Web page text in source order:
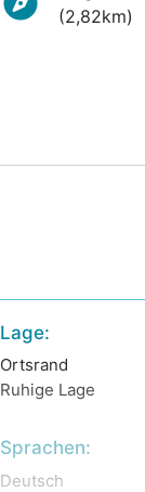
(2,82km)
Lage:
Ortsrand
Ruhige Lage
Sprachen:
Deutsch